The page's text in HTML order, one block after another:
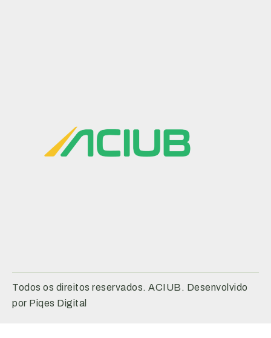
Todos os direitos reservados. ACIUB. Desenvolvido
por Piqes Digital